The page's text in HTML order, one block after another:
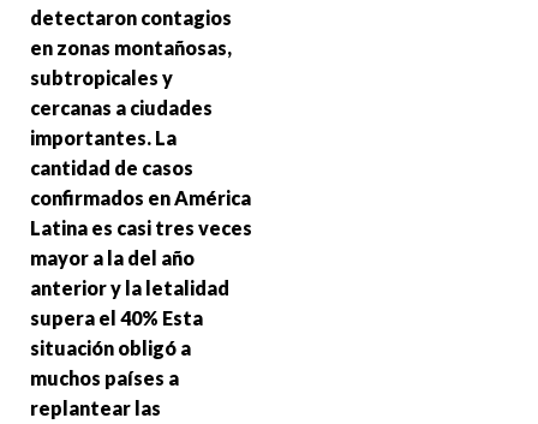
detectaron contagios
en zonas montañosas,
subtropicales y
cercanas a ciudades
importantes. La
cantidad de casos
confirmados en América
Latina es casi tres veces
mayor a la del año
anterior y la letalidad
supera el 40% Esta
situación obligó a
muchos países a
replantear las